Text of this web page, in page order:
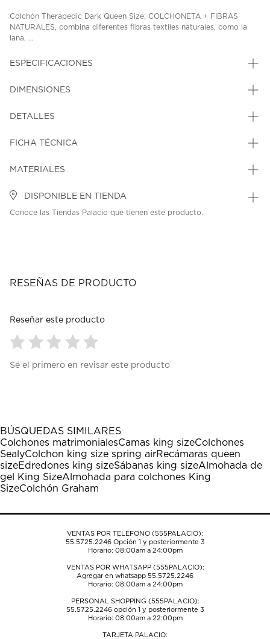
Colchón Therapedic Dark Queen Size; COLCHONETA + FIBRAS
NATURALES, combina diferentes fibras textiles naturales, como la
lana, ...
ESPECIFICACIONES
DIMENSIONES
DETALLES
FICHA TÉCNICA
MATERIALES
DISPONIBLE EN TIENDA
Conoce las Tiendas Palacio que tienen este producto.
RESEÑAS DE PRODUCTO
Reseñar este producto
para
1
estrella
Esta
acción
abrirá
el
formulario
envío.
para
estrellas.
Esta
acción
abrirá
el
formulario
envío.
para
estrellas.
Esta
acción
abrirá
el
formulario
envío.
para
estrellas.
Esta
acción
abrirá
el
formulario
envío.
para
estrellas.
Esta
acción
abrirá
el
formulario
envío.
Sé el primero en revisar este producto
BÚSQUEDAS SIMILARES
Colchones matrimonialesCamas king sizeColchones
SealyColchon king size spring airRecámaras queen
sizeEdredones king sizeSábanas king sizeAlmohada de
gel King SizeAlmohada para colchones King
SizeColchón Graham
VENTAS POR TELÉFONO (555PALACIO):
55.5725.2246Opción 1 y posteriormente 3
Horario: 08:00am a 24:00pm
VENTAS POR WHATSAPP (555PALACIO):
Agregar en whatsapp 55.5725.2246
Horario: 08:00am a 24:00pm
PERSONAL SHOPPING (555PALACIO):
55.5725.2246opción 1 y posteriormente 3
Horario: 08:00am a 22:00pm
TARJETA PALACIO: